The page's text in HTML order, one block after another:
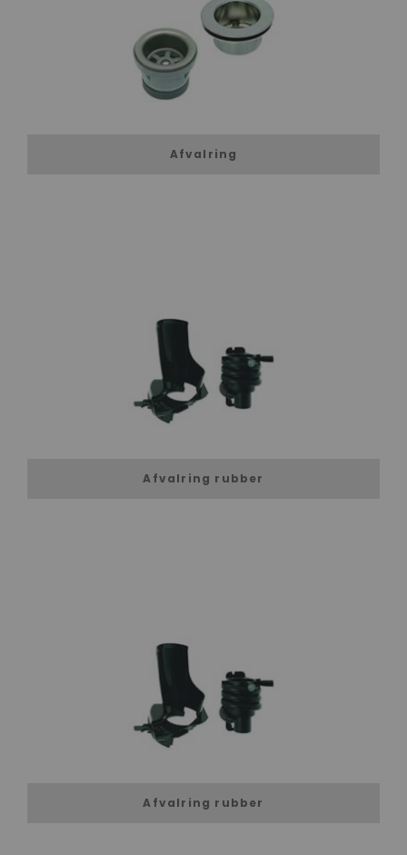
Afvalring
Afvalring rubber
Afvalring rubber